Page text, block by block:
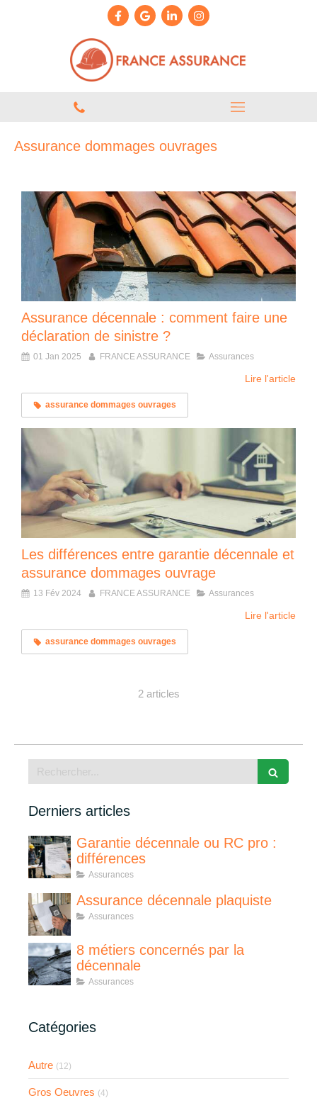
Assurance dommages ouvrages
Assurance décennale : comment faire une
déclaration de sinistre ?
01 Jan 2025 FRANCE ASSURANCE Assurances
Lire l'article
assurance dommages ouvrages
Les différences entre garantie décennale et
assurance dommages ouvrage
13 Fév 2024 FRANCE ASSURANCE Assurances
Lire l'article
assurance dommages ouvrages
2 articles
Derniers articles
Garantie décennale ou RC pro :
différences
Assurances
Assurance décennale plaquiste
Assurances
8 métiers concernés par la
décennale
Assurances
Catégories
Autre (12)
Gros Oeuvres (4)